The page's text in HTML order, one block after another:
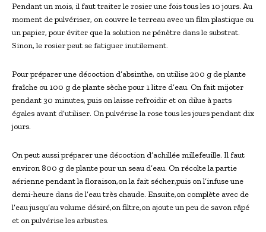
Pendant un mois, il faut traiter le rosier une fois tous les 10 jours. Au
moment de pulvériser, on couvre le terreau avec un film plastique ou
un papier, pour éviter que la solution ne pénètre dans le substrat.
Sinon, le rosier peut se fatiguer inutilement.
Pour préparer une décoction d’absinthe, on utilise 200 g de plante
fraîche ou 100 g de plante sèche pour 1 litre d’eau. On fait mijoter
pendant 30 minutes, puis on laisse refroidir et on dilue à parts
égales avant d’utiliser. On pulvérise la rose tous les jours pendant dix
jours.
On peut aussi préparer une décoction d’achillée millefeuille. Il faut
environ 800 g de plante pour un seau d’eau. On récolte la partie
aérienne pendant la floraison,on la fait sécher,puis on l’infuse une
demi-heure dans de l’eau très chaude. Ensuite,on complète avec de
l’eau jusqu’au volume désiré,on filtre,on ajoute un peu de savon râpé
et on pulvérise les arbustes.